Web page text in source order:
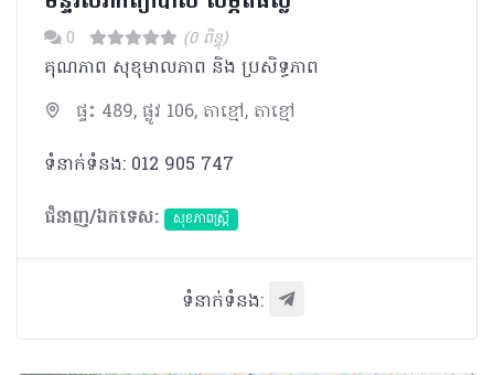
0 (0 ពិន្ទុ)
គុណភាព សុខុមាលភាព និង ប្រសិទ្ធភាព
ផ្ទះ 489, ផ្លូវ 106, តាខ្មៅ, តាខ្មៅ
ទំនាក់ទំនង: 012 905 747
ជំនាញ/ឯកទេស:
សុខភាពស្រ្តី
ទំនាក់ទំនង: